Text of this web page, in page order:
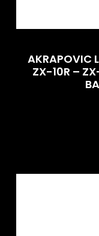
AKRAPOVIC
ZX-10R –